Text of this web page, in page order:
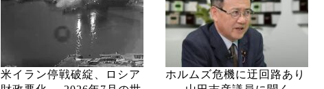
米イラン停戦破綻、ロシア
ホルムズ危機に迂回路あり